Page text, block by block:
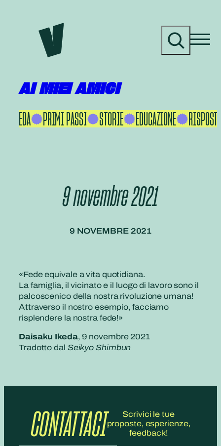
contenuto
r
AI MIEI AMICI
IKEDA PRIMI PASSI STORIE EDUCAZIONE
9 novembre 2021
9 NOVEMBRE 2021
«Fede equivale a vita quotidiana.
La famiglia, il vicinato e il luogo di lavoro sono il
palcoscenico della nostra rivoluzione umana!
Attraverso il nostro esempio, facciamo
risplendere la nostra fede!»
Daisaku Ikeda, 9 novembre 2021
Tradotto dal Seikyo Shimbun
CONTATTACI
Scrivici le tue
proposte, esperienze,
feedback!